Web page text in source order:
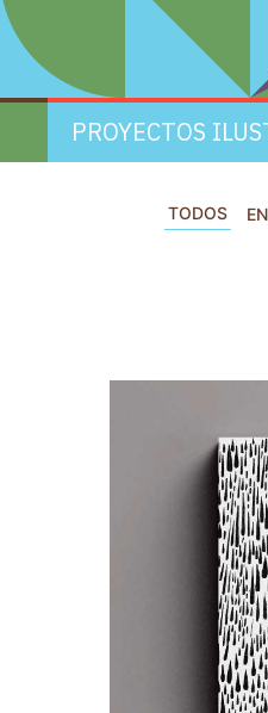
PROYECTOS
TODOS